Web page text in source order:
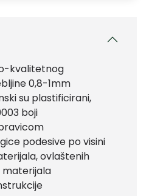
kvalitetnog
0,8-1mm
su plastificirani,
boji
podesive po visini
ovlaštenih
materijala